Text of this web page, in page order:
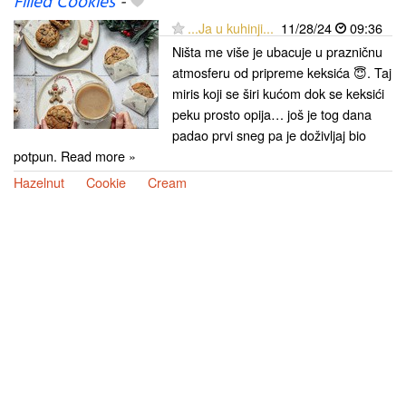
...Ja u kuhinji... 11/28/24
09:36
Ništa me više je ubacuje u prazničnu
atmosferu od pripreme keksića 😇. Taj
miris koji se širi kućom dok se keksići
peku prosto opija… još je tog dana
padao prvi sneg pa je doživljaj bio
potpun. Read more »
Hazelnut
Cookie Cream